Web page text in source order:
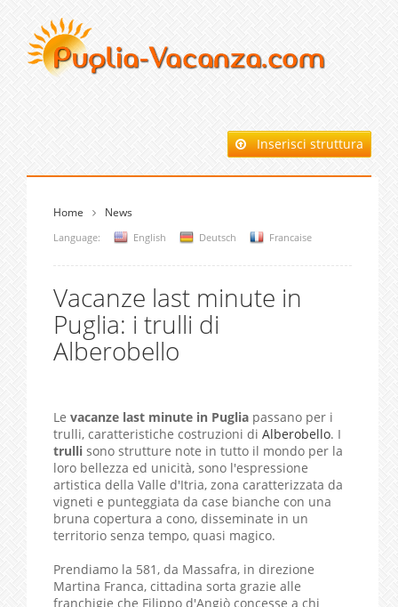
Inserisci struttura
Home News
Language: English Deutsch Francaise
Vacanze last minute in
Puglia: i trulli di
Alberobello
Le vacanze last minute in Puglia passano per i
trulli, caratteristiche costruzioni di Alberobello. I
trulli sono strutture note in tutto il mondo per la
loro bellezza ed unicità, sono l'espressione
artistica della Valle d'Itria, zona caratterizzata da
vigneti e punteggiata da case bianche con una
bruna copertura a cono, disseminate in un
territorio senza tempo, quasi magico.
Prendiamo la 581, da Massafra, in direzione
Martina Franca, cittadina sorta grazie alle
franchigie che Filippo d'Angiò concesse a chi